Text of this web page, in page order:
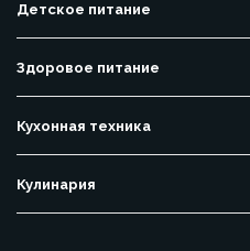
Детское питание
Здоровое питание
Кухонная техника
Кулинария